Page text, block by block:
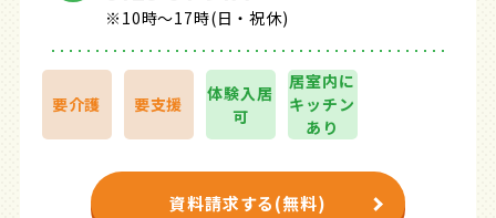
※10時～17時(日・祝休)
要介護 要支援
体験入居
可
居室内に
キッチン
あり
資料請求する(無料)